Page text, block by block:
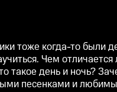
тоже когда-то были
Чем
день и ночь?
песенками и